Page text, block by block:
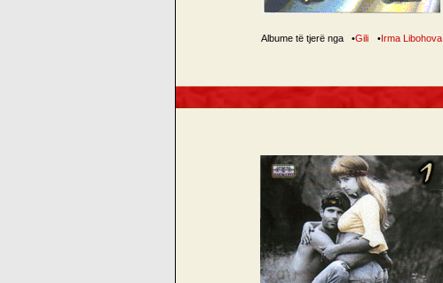
Albume të tjerë nga •Gili •Irma Libohova